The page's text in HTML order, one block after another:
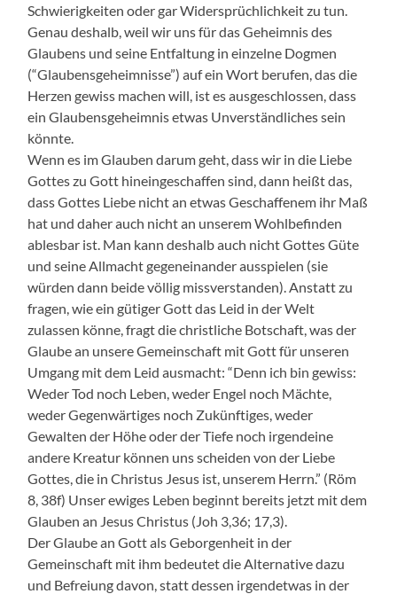
Schwierigkeiten oder gar Widersprüchlichkeit zu tun.
Genau deshalb, weil wir uns für das Geheimnis des
Glaubens und seine Entfaltung in einzelne Dogmen
(“Glaubensgeheimnisse”) auf ein Wort berufen, das die
Herzen gewiss machen will, ist es ausgeschlossen, dass
ein Glaubensgeheimnis etwas Unverständliches sein
könnte.
Wenn es im Glauben darum geht, dass wir in die Liebe
Gottes zu Gott hineingeschaffen sind, dann heißt das,
dass Gottes Liebe nicht an etwas Geschaffenem ihr Maß
hat und daher auch nicht an unserem Wohlbefinden
ablesbar ist. Man kann deshalb auch nicht Gottes Güte
und seine Allmacht gegeneinander ausspielen (sie
würden dann beide völlig missverstanden). Anstatt zu
fragen, wie ein gütiger Gott das Leid in der Welt
zulassen könne, fragt die christliche Botschaft, was der
Glaube an unsere Gemeinschaft mit Gott für unseren
Umgang mit dem Leid ausmacht: “Denn ich bin gewiss:
Weder Tod noch Leben, weder Engel noch Mächte,
weder Gegenwärtiges noch Zukünftiges, weder
Gewalten der Höhe oder der Tiefe noch irgendeine
andere Kreatur können uns scheiden von der Liebe
Gottes, die in Christus Jesus ist, unserem Herrn.” (Röm
8, 38f) Unser ewiges Leben beginnt bereits jetzt mit dem
Glauben an Jesus Christus (Joh 3,36; 17,3).
Der Glaube an Gott als Geborgenheit in der
Gemeinschaft mit ihm bedeutet die Alternative dazu
und Befreiung davon, statt dessen irgendetwas in der